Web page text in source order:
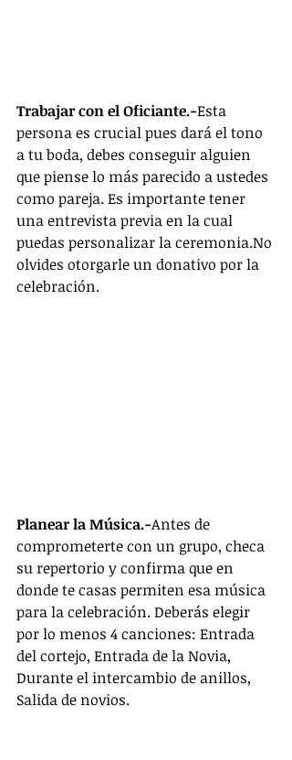
Trabajar con el Oficiante.-Esta
persona es crucial pues dará el tono
a tu boda, debes conseguir alguien
que piense lo más parecido a ustedes
como pareja. Es importante tener
una entrevista previa en la cual
puedas personalizar la ceremonia.No
olvides otorgarle un donativo por la
celebración.
Planear la Música.-Antes de
comprometerte con un grupo, checa
su repertorio y confirma que en
donde te casas permiten esa música
para la celebración. Deberás elegir
por lo menos 4 canciones: Entrada
del cortejo, Entrada de la Novia,
Durante el intercambio de anillos,
Salida de novios.